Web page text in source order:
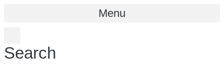
Menu
Search